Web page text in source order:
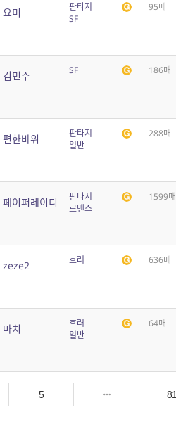
요미
판타지
SF
95매
김민주 SF 186매
편한바위
판타지
일반
288매
페이퍼레이디
판타지
로맨스
1599매
zeze2 호러 636매
마치
호러
일반
64매
5 81